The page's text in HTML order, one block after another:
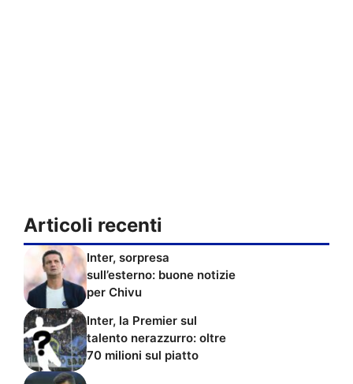
Articoli recenti
Inter, sorpresa
sull’esterno: buone notizie
per Chivu
Inter, la Premier sul
talento nerazzurro: oltre
70 milioni sul piatto